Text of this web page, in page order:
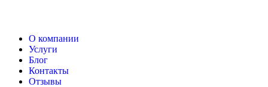
О компании
Услуги
Блог
Контакты
Отзывы